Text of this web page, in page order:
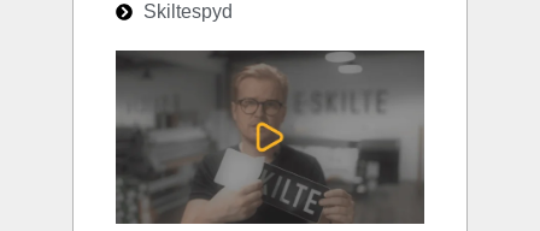
Skiltespyd